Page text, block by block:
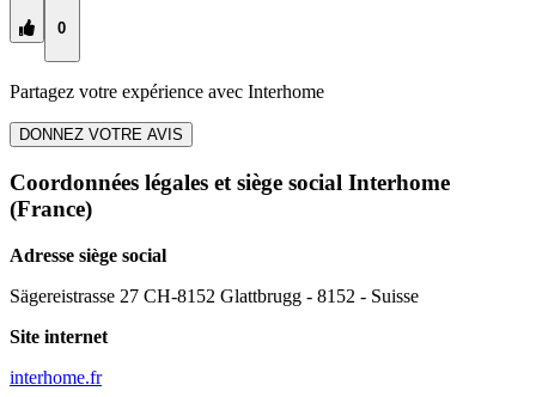
0
Partagez votre expérience avec Interhome
DONNEZ VOTRE AVIS
Coordonnées légales et siège social Interhome
(France)
Adresse siège social
Sägereistrasse 27 CH-8152 Glattbrugg - 8152 - Suisse
Site internet
interhome.fr